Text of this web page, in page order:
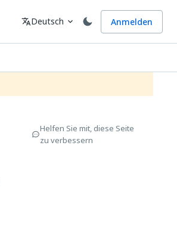
Sprache
translateDeutsch expand_more Anmelden
Helfen Sie mit, diese Seite
zu verbessern